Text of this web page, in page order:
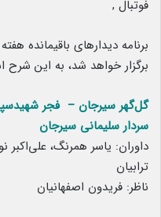
برنامه دیدارهای باقیمانده
برگزار خواهد شد، به این
سردار سلیمانی سیرجان
داوران: یاسر همرنگ،
ترابیان
ناظر: فریدون اصفهانیان